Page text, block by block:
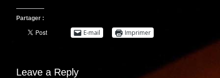
Partager :
E-mail Imprimer
Leave a Reply